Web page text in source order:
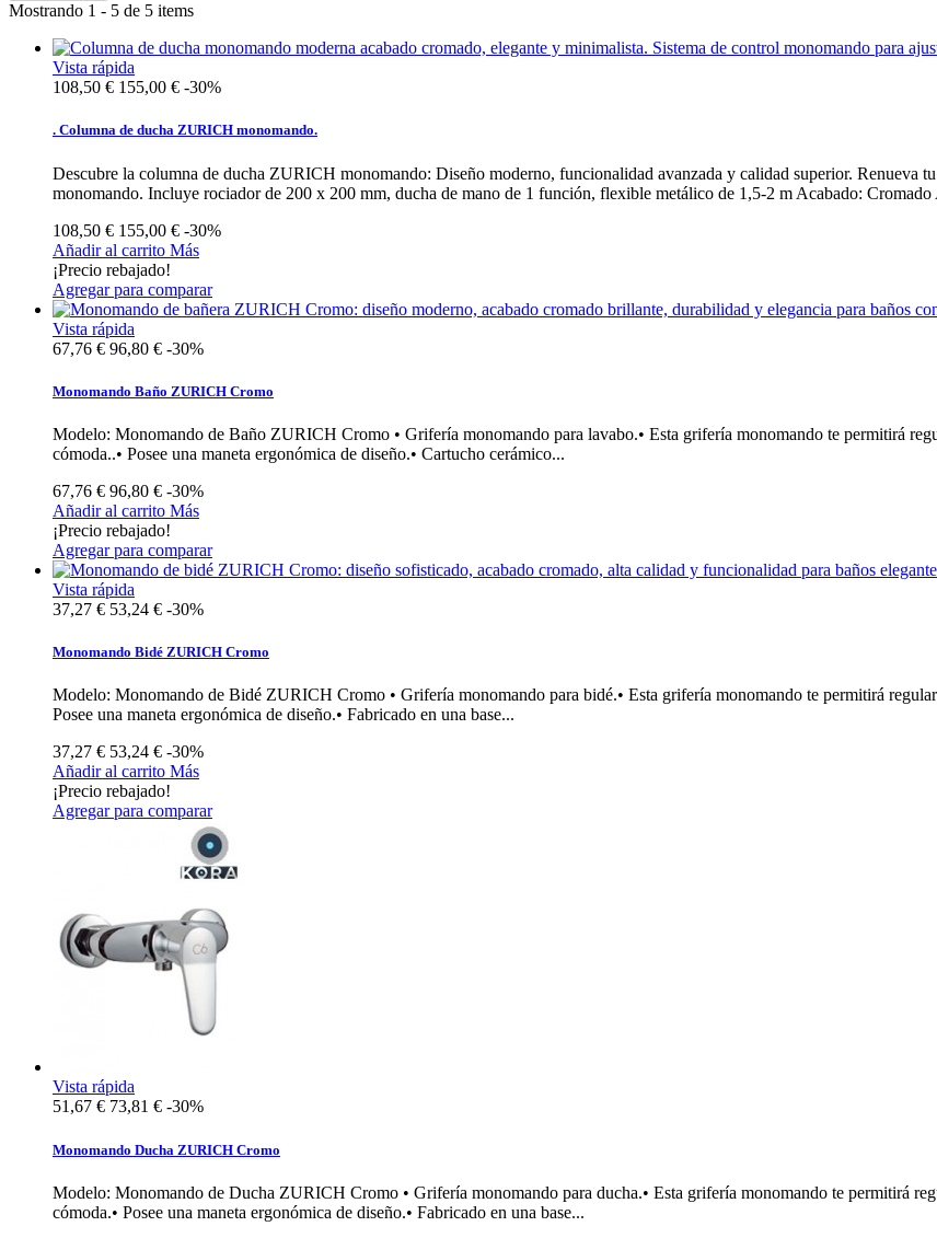
Mostrando 1 - 5 de 5 items
Vista rápida
108,50 € 155,00 € -30%
. Columna de ducha ZURICH monomando.
Descubre la columna de ducha ZURICH monomando: Diseño moderno, funcionalidad avanzada y calidad superior.
monomando. Incluye rociador de 200 x 200 mm, ducha de mano de 1 función, flexible metálico de 1,5-2 m Acabado: Cromado
108,50 € 155,00 € -30%
Añadir al carrito Más
¡Precio rebajado!
Agregar para comparar
Vista rápida
67,76 € 96,80 € -30%
Monomando Baño ZURICH Cromo
Modelo: Monomando de Baño ZURICH Cromo • Grifería monomando para lavabo.• Esta grifería monomando te permitirá
cómoda..• Posee una maneta ergonómica de diseño.• Cartucho cerámico...
67,76 € 96,80 € -30%
Añadir al carrito Más
¡Precio rebajado!
Agregar para comparar
Vista rápida
37,27 € 53,24 € -30%
Monomando Bidé ZURICH Cromo
Modelo: Monomando de Bidé ZURICH Cromo • Grifería monomando para bidé.• Esta grifería monomando te permitirá
Posee una maneta ergonómica de diseño.• Fabricado en una base...
37,27 € 53,24 € -30%
Añadir al carrito Más
¡Precio rebajado!
Agregar para comparar
Vista rápida
51,67 € 73,81 € -30%
Monomando Ducha ZURICH Cromo
Modelo: Monomando de Ducha ZURICH Cromo • Grifería monomando para ducha.• Esta grifería monomando te permitirá
cómoda.• Posee una maneta ergonómica de diseño.• Fabricado en una base...